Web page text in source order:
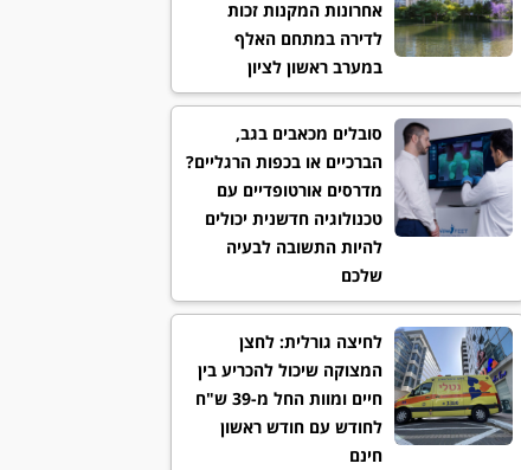
אחרונות המקנות זכות
לדירה במתחם האלף
במערב ראשון לציון
סובלים מכאבים בגב,
הברכיים או בכפות הרגליים?
מדרסים אורטופדיים עם
טכנולוגיה חדשנית יכולים
להיות התשובה לבעיה
שלכם
לחיצה גורלית: לחצן
המצוקה שיכול להכריע בין
חיים ומוות החל מ-39 ש"ח
לחודש עם חודש ראשון
חינם